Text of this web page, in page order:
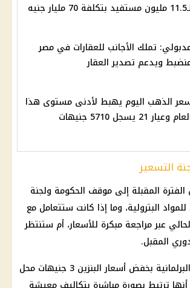
70 مليار جنيه
تملك الأجانب للعقارات في مصر
ويدعم تصدير العقار
الذهب اليوم يهبط لأدنى مستوى هذا
وعيار 21 يسجل 5710 جنيهات
التسعير
الفترة المقبلة إلى موقف الحكومة ولجنة
البترولية، وما إذا كانت ستتعامل مع
عبر مراجعة مبكرة للأسعار، أم ستنتظر
المقبل.
بخفض أسعار البنزين
3 جنيهات محل